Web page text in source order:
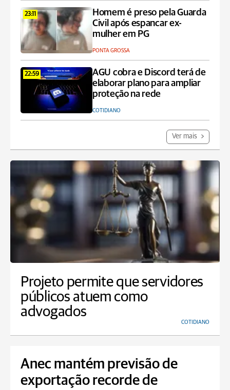
23:11
Homem é preso pela Guarda
Civil após espancar ex-
mulher em PG
PONTA GROSSA
22:59
AGU cobra e Discord terá de
elaborar plano para ampliar
proteção na rede
COTIDIANO
Ver mais
Projeto permite que servidores
públicos atuem como
advogados
COTIDIANO
Anec mantém previsão de
exportação recorde de